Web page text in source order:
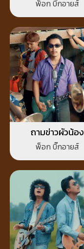
พ็อก บิ๊กอายส์
ถามข่าวผัวน้อง
พ็อก บิ๊กอายส์